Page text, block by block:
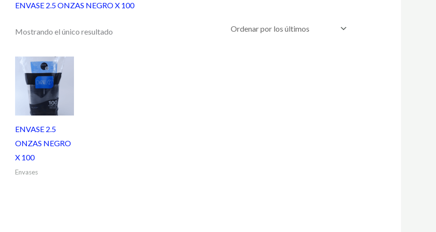
ENVASE 2.5 ONZAS NEGRO X 100
Mostrando el único resultado
ENVASE 2.5
ONZAS NEGRO
X 100
Envases